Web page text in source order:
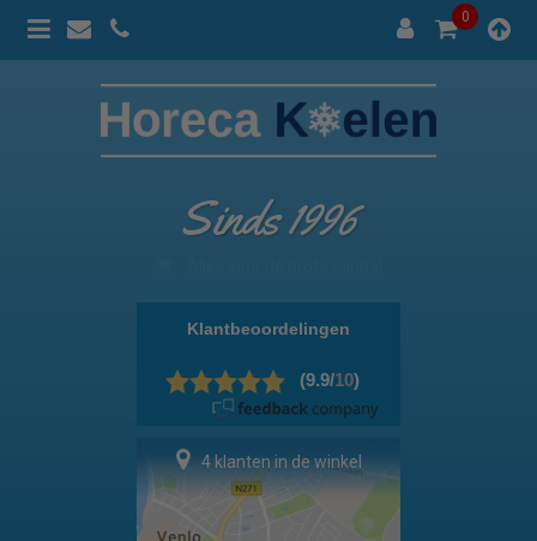
0
Sinds 1996
4 klanten in de winkel